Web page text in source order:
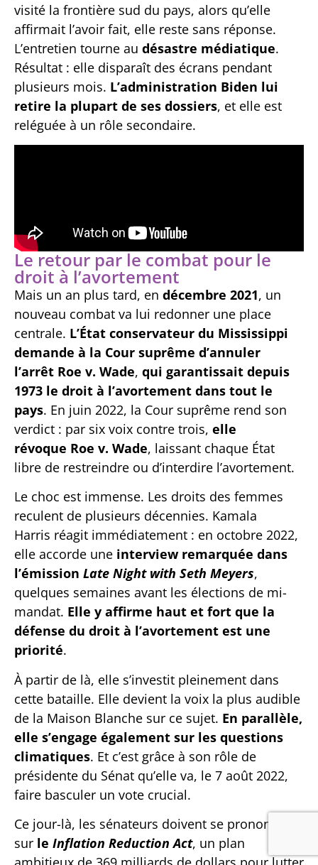
visité la frontière sud du pays, alors qu’elle
affirmait l’avoir fait, elle reste sans réponse.
L’entretien tourne au désastre médiatique.
Résultat : elle disparaît des écrans pendant
plusieurs mois. L’administration Biden lui
retire la plupart de ses dossiers, et elle est
reléguée à un rôle secondaire.
Le retour par le combat pour le
droit à l’avortement
Mais un an plus tard, en décembre 2021, un
nouveau combat va lui redonner une place
centrale. L’État conservateur du Mississippi
demande à la Cour suprême d’annuler
l’arrêt Roe v. Wade, qui garantissait depuis
1973 le droit à l’avortement dans tout le
pays. En juin 2022, la Cour suprême rend son
verdict : par six voix contre trois, elle
révoque Roe v. Wade, laissant chaque État
libre de restreindre ou d’interdire l’avortement.
Le choc est immense. Les droits des femmes
reculent de plusieurs décennies. Kamala
Harris réagit immédiatement : en octobre 2022,
elle accorde une interview remarquée dans
l’émission Late Night with Seth Meyers,
quelques semaines avant les élections de mi-
mandat. Elle y affirme haut et fort que la
défense du droit à l’avortement est une
priorité.
À partir de là, elle s’investit pleinement dans
cette bataille. Elle devient la voix la plus audible
de la Maison Blanche sur ce sujet. En parallèle,
elle s’engage également sur les questions
climatiques. Et c’est grâce à son rôle de
présidente du Sénat qu’elle va, le 7 août 2022,
faire basculer un vote crucial.
Ce jour-là, les sénateurs doivent se prononcer
sur le Inflation Reduction Act, un plan